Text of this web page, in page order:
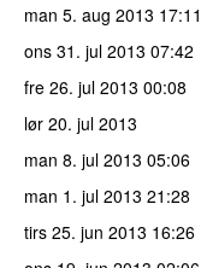
man 5. aug 2013 17:11
ons 31. jul 2013 07:42
fre 26. jul 2013 00:08
lør 20. jul 2013
man 8. jul 2013 05:06
man 1. jul 2013 21:28
tirs 25. jun 2013 16:26